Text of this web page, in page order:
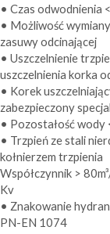
• Czas odwodnienia
• Możliwość
zasuwy odcinającej
• Uszczelnienie
uszczelnienia korka
• Korek
zabezpieczony
• Pozostałość wody
• Trzpień ze stali
kołnierzem trzpienia
Współczynnik >
Kv
• Znakowanie
PN-EN 1074